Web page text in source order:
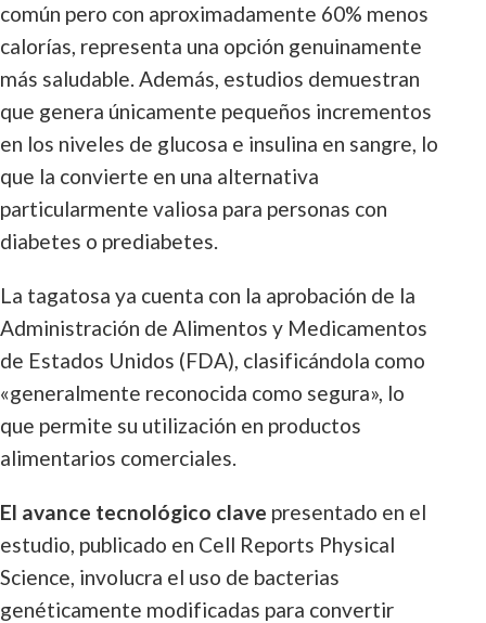
común pero con aproximadamente 60% menos
calorías, representa una opción genuinamente
más saludable. Además, estudios demuestran
que genera únicamente pequeños incrementos
en los niveles de glucosa e insulina en sangre, lo
que la convierte en una alternativa
particularmente valiosa para personas con
diabetes o prediabetes.
La tagatosa ya cuenta con la aprobación de la
Administración de Alimentos y Medicamentos
de Estados Unidos (FDA), clasificándola como
«generalmente reconocida como segura», lo
que permite su utilización en productos
alimentarios comerciales.
El avance tecnológico clave presentado en el
estudio, publicado en Cell Reports Physical
Science, involucra el uso de bacterias
genéticamente modificadas para convertir